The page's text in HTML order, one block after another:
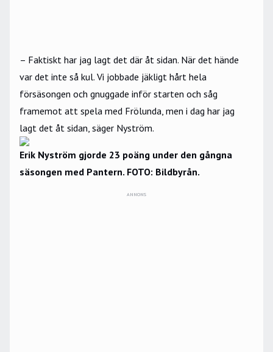
– Faktiskt har jag lagt det där åt sidan. När det hände
var det inte så kul. Vi jobbade jäkligt hårt hela
försäsongen och gnuggade inför starten och såg
framemot att spela med Frölunda, men i dag har jag
lagt det åt sidan, säger Nyström.
Erik Nyström gjorde 23 poäng under den gångna
säsongen med Pantern. FOTO: Bildbyrån.
ANNONS